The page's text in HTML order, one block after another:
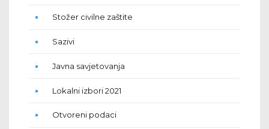
Stožer civilne zaštite
Sazivi
Javna savjetovanja
Lokalni izbori 2021
Otvoreni podaci